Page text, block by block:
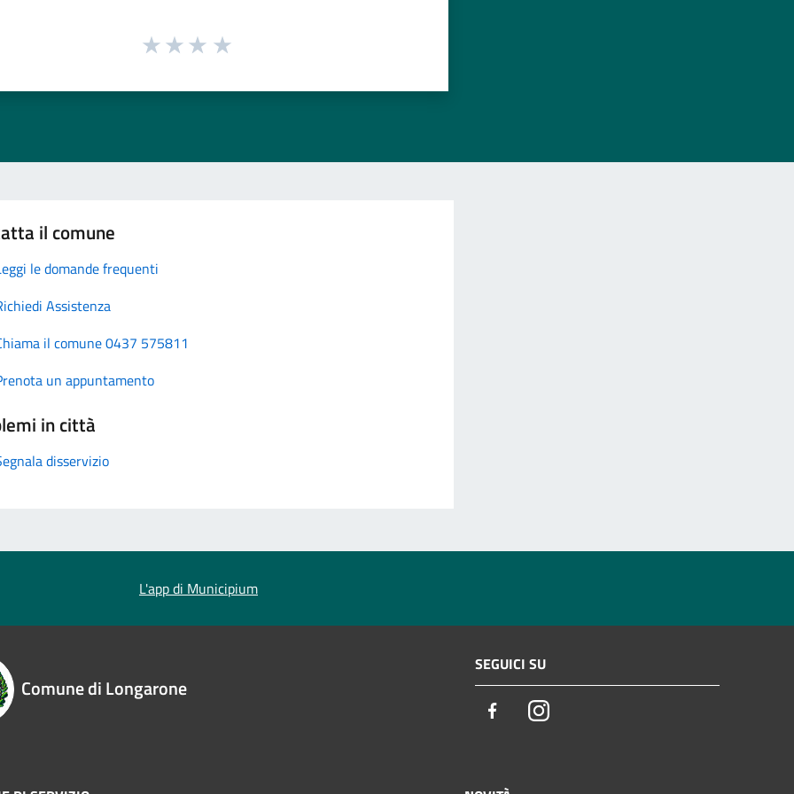
il comune
le domande frequenti
Assistenza
il comune 0437 575811
un appuntamento
in città
disservizio
L'app di Municipium
Comune di Longarone
SEGUICI SU
FacebookInstagram